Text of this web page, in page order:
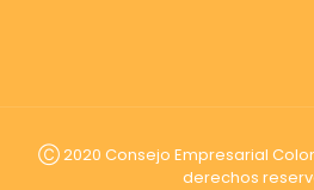
Ⓒ 2020 Consejo Empresarial
derechos